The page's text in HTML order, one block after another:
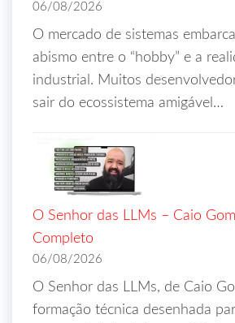
06/08/2026
O mercado de sistemas
abismo entre o “hobby” e a
industrial. Muitos
sair do ecossistema amigável…
O Senhor das LLMs – Caio
Completo
06/08/2026
O Senhor das LLMs, de Caio
formação técnica desenhada